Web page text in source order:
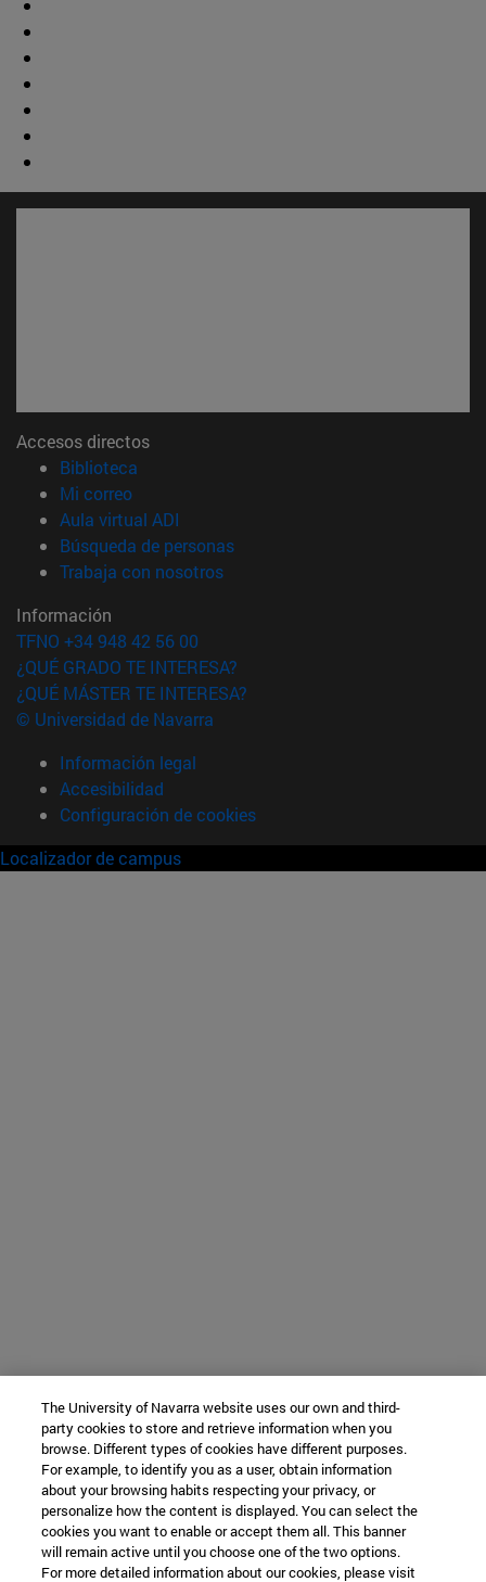
Accesos directos
Biblioteca
Mi correo(abre en nueva ventana)
Aula virtual ADI
Búsqueda de personas(abre en nueva ventana)
Trabaja con nosotros(abre en nueva ventana)
Información
TFNO +34 948 42 56 00
¿QUÉ GRADO TE INTERESA?
¿QUÉ MÁSTER TE INTERESA?
© Universidad de Navarra
Información legal
Accesibilidad
Configuración de cookies
Localizador de campus
The University of Navarra website uses our own and third-
party cookies to store and retrieve information when you
browse. Different types of cookies have different purposes.
For example, to identify you as a user, obtain information
about your browsing habits respecting your privacy, or
personalize how the content is displayed. You can select the
cookies you want to enable or accept them all. This banner
will remain active until you choose one of the two options.
For more detailed information about our cookies, please visit